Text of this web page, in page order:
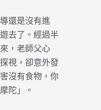
還是沒有進
去了。經過半
，老師父心
視，卻意外發
沒有食物，你
陀」。